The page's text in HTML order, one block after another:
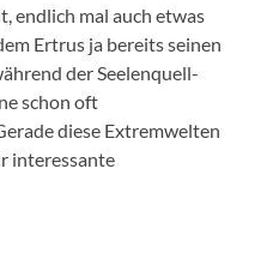
endlich mal auch etwas
Ertrus ja bereits seinen
der Seelenquell-
schon oft
diese Extremwelten
interessante